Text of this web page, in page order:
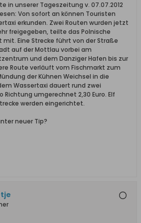
in unserer Tageszeitung v. 07.07.2012
Von sofort an können Touristen
erkunden. Zwei Routen wurden jetzt
freigegeben, teilte das Polnische
Eine Strecke führt von der Straße
auf der Mottlau vorbei am
und dem Danziger Hafen bis zur
Route verläuft vom Fischmarkt zum
der Kühnen Weichsel in die
Wassertaxi dauert rund zwei
umgerechnet 2,30 Euro. Elf
werden eingerichtet.
neuer Tip?